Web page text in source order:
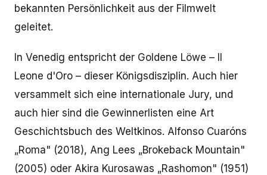
bekannten Persönlichkeit aus der Filmwelt
geleitet.
In Venedig entspricht der Goldene Löwe – Il
Leone d'Oro – dieser Königsdisziplin. Auch hier
versammelt sich eine internationale Jury, und
auch hier sind die Gewinnerlisten eine Art
Geschichtsbuch des Weltkinos. Alfonso Cuaróns
„Roma" (2018), Ang Lees „Brokeback Mountain"
(2005) oder Akira Kurosawas „Rashomon" (1951)